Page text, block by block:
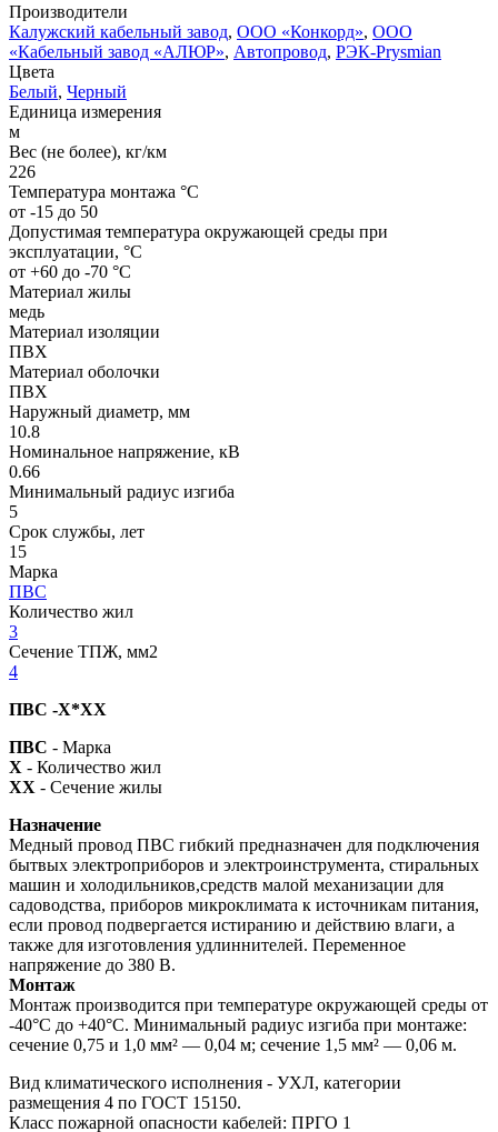
Производители
Калужский кабельный завод, ООО «Конкорд», ООО
«Кабельный завод «АЛЮР», Автопровод, РЭК-Prysmian
Цвета
Белый, Черный
Единица измерения
м
Вес (не более), кг/км
226
Температура монтажа °C
от -15 до 50
Допустимая температура окружающей среды при
эксплуатации, °C
от +60 до -70 °С
Материал жилы
медь
Материал изоляции
ПВХ
Материал оболочки
ПВХ
Наружный диаметр, мм
10.8
Номинальное напряжение, кВ
0.66
Минимальный радиус изгиба
5
Срок службы, лет
15
Марка
ПВС
Количество жил
3
Сечение ТПЖ, мм2
4
ПВС -X*XX
ПВС - Марка
X - Количество жил
XX - Сечение жилы
Назначение
Медный провод ПВС гибкий предназначен для подключения
бытвых электроприборов и электроинструмента, стиральных
машин и холодильников,средств малой механизации для
садоводства, приборов микроклимата к источникам питания,
если провод подвергается истиранию и действию влаги, а
также для изготовления удлиннителей. Переменное
напряжение до 380 В.
Монтаж
Монтаж производится при температуре окружающей среды от
-40°С до +40°С. Минимальный радиус изгиба при монтаже:
сечение 0,75 и 1,0 мм² — 0,04 м; сечение 1,5 мм² — 0,06 м.
Вид климатического исполнения - УХЛ, категории
размещения 4 по ГОСТ 15150.
Класс пожарной опасности кабелей: ПРГО 1